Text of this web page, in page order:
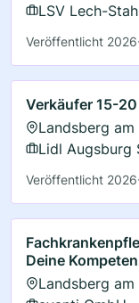
LSV Lech-
Veröffentlicht
Verkäufer 15-
Landsberg am
Lidl Augsburg
Veröffentlicht
Deine
Landsberg am